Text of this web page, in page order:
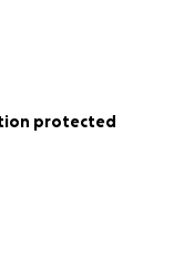
protected